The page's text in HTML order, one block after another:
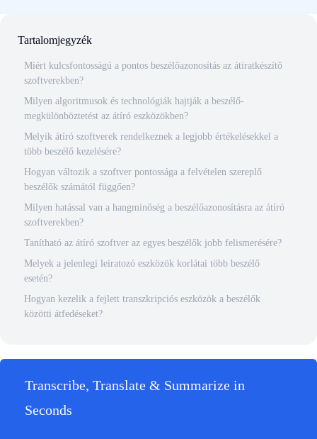
Tartalomjegyzék
Miért kulcsfontosságú a pontos beszélőazonosítás az átiratkészítő
szoftverekben?
Milyen algoritmusok és technológiák hajtják a beszélő-
megkülönböztetést az átíró eszközökben?
Melyik átíró szoftverek rendelkeznek a legjobb értékelésekkel a
több beszélő kezelésére?
Hogyan változik a szoftver pontossága a felvételen szereplő
beszélők számától függően?
Milyen hatással van a hangminőség a beszélőazonosításra az átíró
szoftverekben?
Tanítható az átíró szoftver az egyes beszélők jobb felismerésére?
Melyek a jelenlegi leiratozó eszközök korlátai több beszélő
esetén?
Hogyan kezelik a fejlett transzkripciós eszközök a beszélők
közötti átfedéseket?
Transcribe, Translate & Summarize in
Seconds